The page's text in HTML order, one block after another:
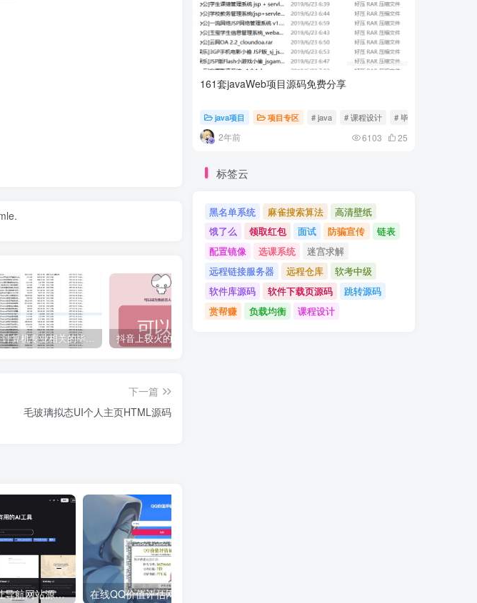
计算机专业相关的毕业设计论文合集免费下载
下一篇
毛玻璃拟态UI个人主页HTML源码
全开源免费AI网址导航网站源码 AigoTools
161套javaWeb项目源码免费分享
java项目 项目专区 # java # 课程设计 # 毕业设计
2年前 6103 25
标签云
黑名单系统 麻雀搜索算法
高清壁纸
饿了么
领取红包 面试 防骗宣传
链表
配置镜像
选课系统
迷宫求解
远程链接服务器
远程仓库
软考中级
软件库源码
软件下载页源码
跳转源码
赏帮赚
负载均衡 课程设计